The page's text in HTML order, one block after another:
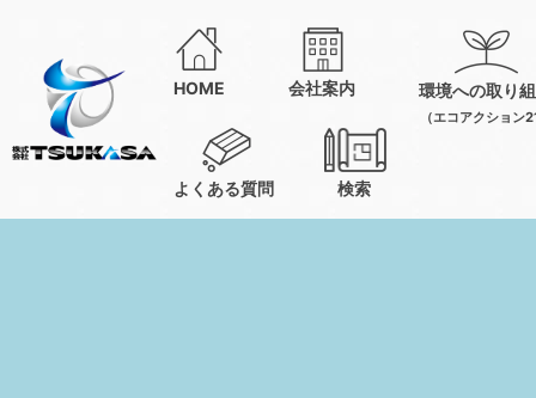
HOME 会社案内 環境への取り
（エコアクション
よくある質問 検索